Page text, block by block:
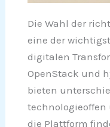
Die Wahl der
eine der
digitalen
OpenStack und
bieten
die Plattform